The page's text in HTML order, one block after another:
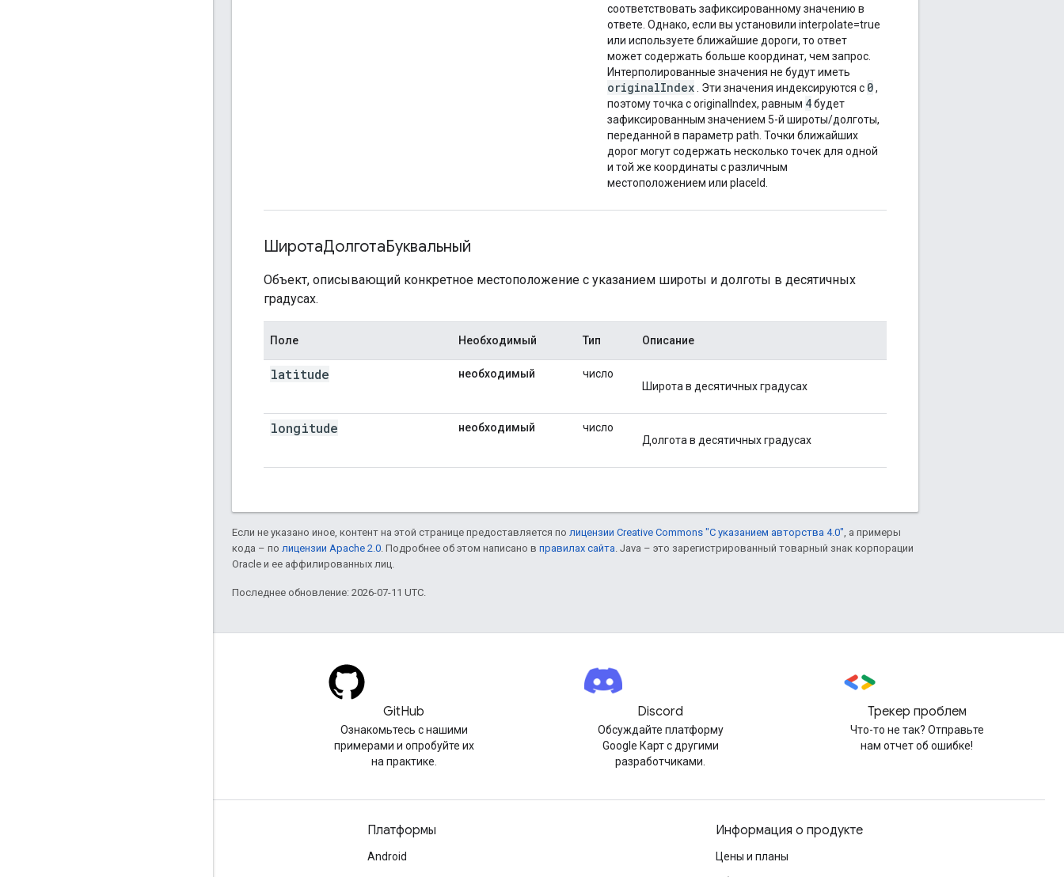
соответствовать зафиксированному значению в
ответе. Однако, если вы установили interpolate=true
или используете ближайшие дороги, то ответ
может содержать больше координат, чем запрос.
Интерполированные значения не будут иметь
originalIndex . Эти значения индексируются с 0,
поэтому точка с originalIndex, равным 4будет
зафиксированным значением 5-й широты/долготы,
переданной в параметр path. Точки ближайших
дорог могут содержать несколько точек для одной
и той же координаты с различным
местоположением или placeId.
ШиротаДолготаБуквальный
Объект, описывающий конкретное местоположение с указанием широты и долготы в десятичных
градусах.
Поле Необходимый Тип Описание
latitude необходимый
число
Широта в десятичных градусах
longitude необходимый
число
Долгота в десятичных градусах
Если не указано иное, контент на этой странице предоставляется по лицензии Creative Commons "С указанием авторства 4.0" , а примеры
кода – по лицензии Apache 2.0 . Подробнее об этом написано в правилах сайта . Java – это зарегистрированный товарный знак корпорации
Oracle и ее аффилированных лиц.
Последнее обновление: 2026-07-11 UTC.
GitHub
Ознакомьтесь с нашими
примерами и опробуйте их
на практике.
Discord
Обсуждайте платформу
Google Карт с другими
разработчиками.
Трекер проблем
Что-то не так? Отправьте
нам отчет об ошибке!
Платформы
Android
Информация о продукте
Цены и планы